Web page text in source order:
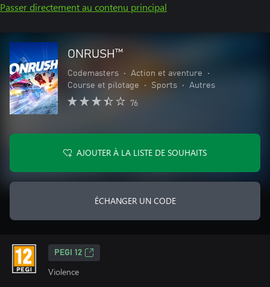
Passer directement au contenu principal
ONRUSH™
Codemasters • Action et aventure
•
Course et pilotage
• Sports • Autres
76
AJOUTER À LA LISTE DE SOUHAITS
ÉCHANGER UN CODE
PEGI 12
Violence